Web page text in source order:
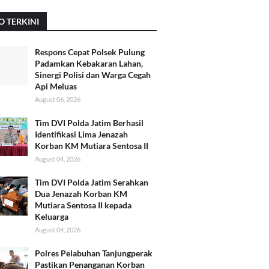
TERKINI
Respons Cepat Polsek Pulung
Padamkan Kebakaran Lahan,
Sinergi Polisi dan Warga Cegah
Api Meluas
August 06, 2026
Tim DVI Polda Jatim Berhasil
Identifikasi Lima Jenazah
Korban KM Mutiara Sentosa II
August 04, 2026
Tim DVI Polda Jatim Serahkan
Dua Jenazah Korban KM
Mutiara Sentosa II kepada
Keluarga
August 04, 2026
Polres Pelabuhan Tanjungperak
Pastikan Penanganan Korban